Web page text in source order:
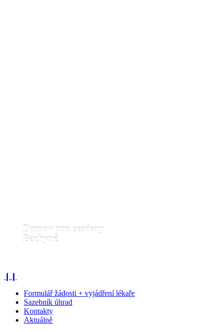
Domov pro seniory
Bechyně
Domov pro seniory Bechyně
Formulář žádosti + vyjádření lékaře
Sazebník úhrad
Kontakty
Aktuálně